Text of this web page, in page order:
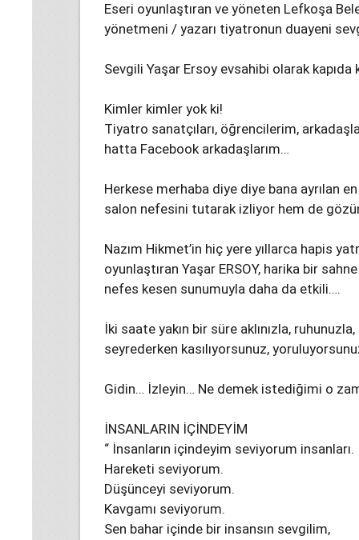
Eseri oyunlaştıran ve yöneten Lefkoşa
yönetmeni / yazarı tiyatronun duayeni
Sevgili Yaşar Ersoy evsahibi olarak
Kimler kimler yok ki!
Tiyatro sanatçıları, öğrencilerim,
hatta Facebook arkadaşlarım…
Herkese merhaba diye diye bana ayrılan
salon nefesini tutarak izliyor hem de
Nazım Hikmet’in hiç yere yıllarca hapis
oyunlaştıran Yaşar ERSOY, harika bir
nefes kesen sunumuyla daha da etkili….
İki saate yakın bir süre aklınızla,
seyrederken kasılıyorsunuz,
Gidin… İzleyin… Ne demek istediğimi o
İNSANLARIN İÇİNDEYİM
“ İnsanların içindeyim seviyorum insanları.
Hareketi seviyorum.
Düşünceyi seviyorum.
Kavgamı seviyorum.
Sen bahar içinde bir insansın sevgilim,